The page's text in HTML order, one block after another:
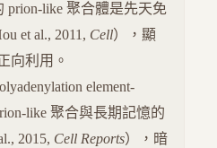
prion-like 聚合體是先天免
et al., 2011, Cell），顯
向利用。
element-
like 聚合與長期記憶的
2015, Cell Reports），暗